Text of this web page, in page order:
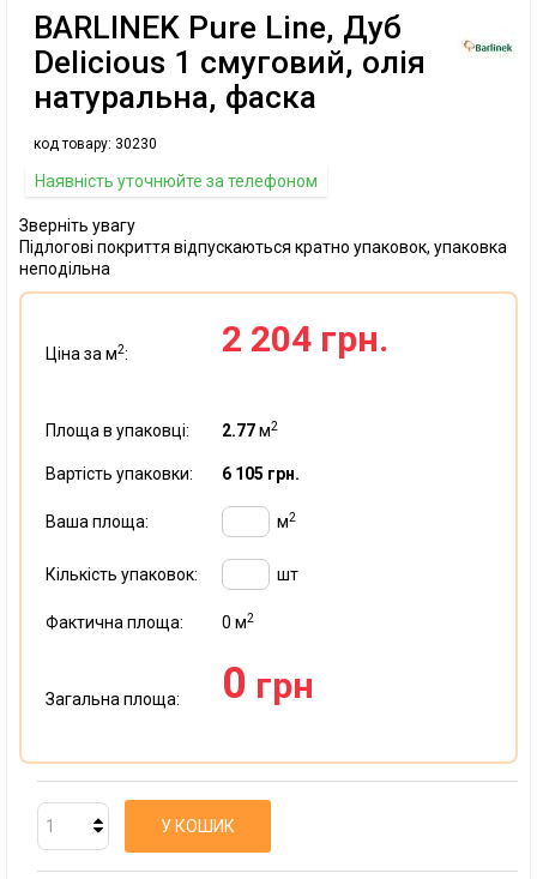
BARLINEK Pure Line, Дуб
Delicious 1 смуговий, олія
натуральна, фаска
код товару: 30230
Наявність уточнюйте за телефоном
Зверніть увагу
Підлогові покриття відпускаються кратно упаковок, упаковка
неподільна
Ціна за м2: 2 204 грн.
Площа в упаковці: 2.77м2
Вартість упаковки: 6 105 грн.
Ваша площа: м2
Кількість упаковок: шт
Фактична площа: 0 м2
Загальна площа: 0 грн
У КОШИК